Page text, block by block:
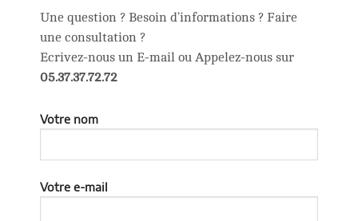
Une question ? Besoin d’informations ? Faire
une consultation ?
Ecrivez-nous un E-mail ou Appelez-nous sur
05.37.37.72.72
Votre nom
Votre e-mail